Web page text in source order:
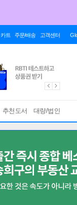
카트 주문/배송 고객센터
추천도서 대량/법인